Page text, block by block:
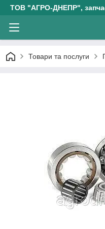
ТОВ "АГРО-ДНЕПР",
Товари та послуги